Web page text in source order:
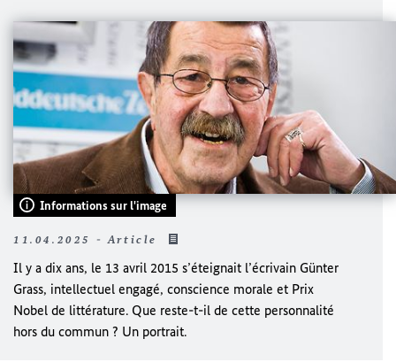
Informations sur l'image
11.04.2025 - Article
Il y a dix ans, le 13 avril 2015 s’éteignait l’écrivain Günter
Grass, intellectuel engagé, conscience morale et Prix
Nobel de littérature. Que reste-t-il de cette personnalité
hors du commun ? Un portrait.